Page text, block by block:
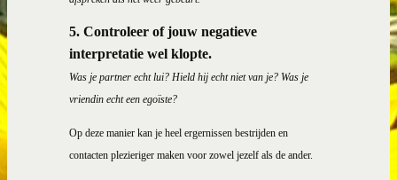
5. Controleer of jouw negatieve
interpretatie wel klopte.
Was je partner echt lui? Hield hij echt niet van je? Was je
vriendin echt een egoïste?
Op deze manier kan je heel ergernissen bestrijden en
contacten plezieriger maken voor zowel jezelf als de ander.